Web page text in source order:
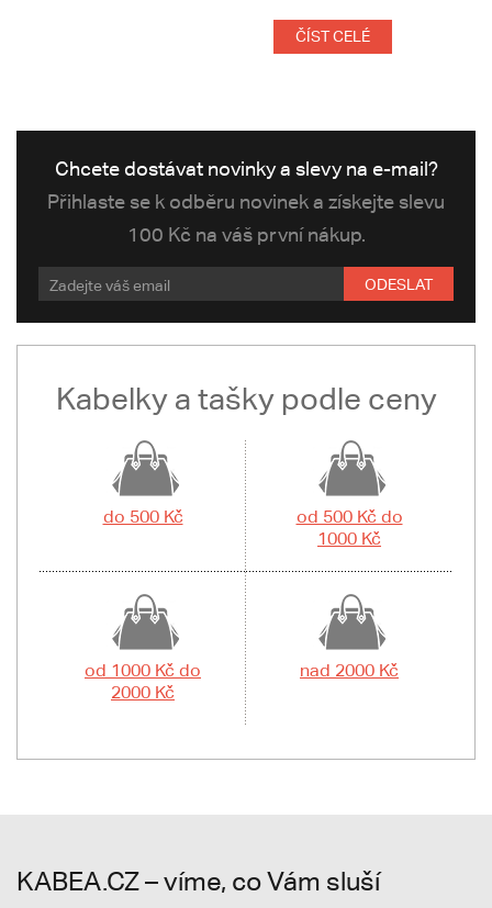
ČÍST CELÉ
Chcete dostávat novinky a slevy na e-mail?
Přihlaste se k odběru novinek a získejte slevu
100 Kč na váš první nákup.
ODESLAT
Kabelky a tašky podle ceny
do 500 Kč
od 500 Kč do
1000 Kč
od 1000 Kč do
2000 Kč
nad 2000 Kč
KABEA.CZ – víme, co Vám sluší